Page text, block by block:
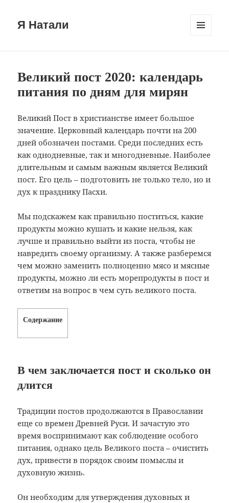
Я Натали
Великий пост 2020: календарь
питания по дням для мирян
Великий Пост в христианстве имеет большое
значение. Церковный календарь почти на 200
дней обозначен постами. Среди последних есть
как однодневные, так и многодневные. Наиболее
длительным и самым важным является Великий
пост. Его цель – подготовить не только тело, но и
дух к празднику Пасхи.
Мы подскажем как правильно поститься, какие
продукты можно кушать и какие нельзя, как
лучше и правильно выйти из поста, чтобы не
навредить своему организму. А также разберемся
чем можно заменить полноценно мясо и мясные
продукты, можно ли есть морепродукты в пост и
ответим на вопрос в чем суть великого поста.
Содержание
В чем заключается пост и сколько он
длится
Традиции постов продолжаются в Православии
еще со времен Древней Руси. И зачастую это
время воспринимают как соблюдение особого
питания, однако цель Великого поста – очистить
дух, привести в порядок своим помыслы и
духовную жизнь.
Он необходим для утверждения духовных и